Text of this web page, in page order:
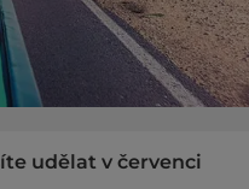
udělat v červenci